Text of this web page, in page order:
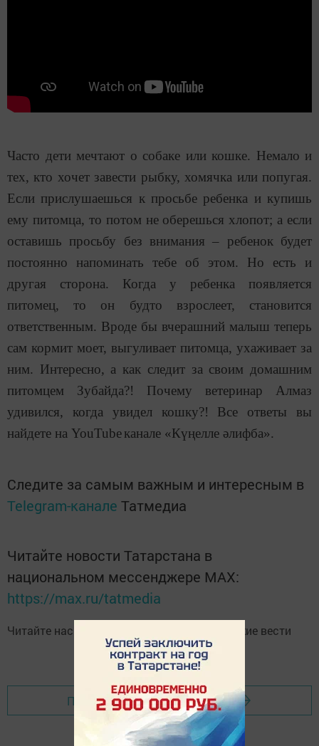
Часто дети мечтают о собаке или кошке. Немало и
тех, кто хочет завести рыбку, хомячка или попугая.
Если прислушаешься к просьбе ребенка и купишь
ему питомца, то потом не оберешься хлопот; а если
оставишь просьбу без внимания – ребенок будет
постоянно напоминать тебе об этом. Но есть и
другая сторона. Когда у ребенка появляется
питомец, то он будто взрослеет, становится
ответственным. Вроде бы вчерашний малыш теперь
сам кормит моет, выгуливает питомца, ухаживает за
ним. Интересно, а как следит за своим домашним
питомцем Зубайда?! Почему ветеринар Алмаз
удивился, когда увидел кошку?! Все ответы вы
найдете на YouTubeканале «Күңелле әлифба».
Следите за самым важным и интересным в
Telegram-канале Татмедиа
Читайте новости Татарстана в
национальном мессенджере MАХ:
https://max.ru/tatmedia
Читайте нас в Высокогорские вести
Перейти на страницу новости